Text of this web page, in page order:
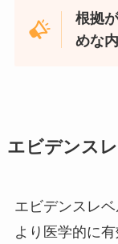
根拠
めな
エビデンス
エビデンスレ
より医学的に